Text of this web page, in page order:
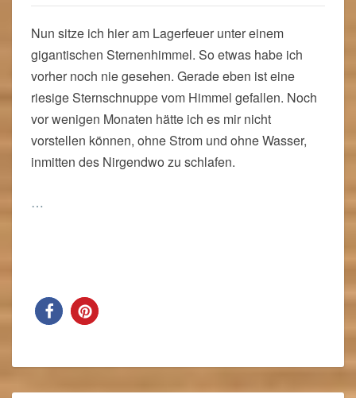
Nun sitze ich hier am Lagerfeuer unter einem
gigantischen Sternenhimmel. So etwas habe ich
vorher noch nie gesehen. Gerade eben ist eine
riesige Sternschnuppe vom Himmel gefallen. Noch
vor wenigen Monaten hätte ich es mir nicht
vorstellen können, ohne Strom und ohne Wasser,
inmitten des Nirgendwo zu schlafen.
…